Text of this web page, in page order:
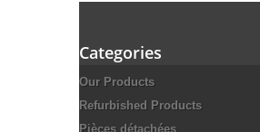
Categories
Our Products
Refurbished Products
Pièces détachées